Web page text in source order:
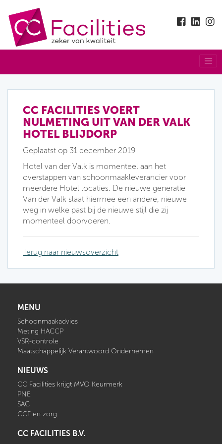
CC FACILITIES VOERT
NULMETING UIT VAN DER VALK
HOTEL BLIJDORP
Geplaatst op 31 december 2019
Hotel van der Valk is momenteel aan het
overstappen van schoonmaakleverancier voor
meerdere Hotel locaties. De nieuwe generatie
Van der Valk slaat hiermee een andere, nieuwe
weg in welke past bij de nieuwe stijl die zij
momenteel doorvoeren.
Terug naar nieuwsoverzicht
MENU
Schoonmaakadvies
Meting HACCP
VSR-controle
Maatschappelijk Verantwoord Ondernemen
NIEUWS
CC Facilities krijgt MVO Keurmerk
PNE
SAC
CCF en zorg
CC FACILITIES B.V.